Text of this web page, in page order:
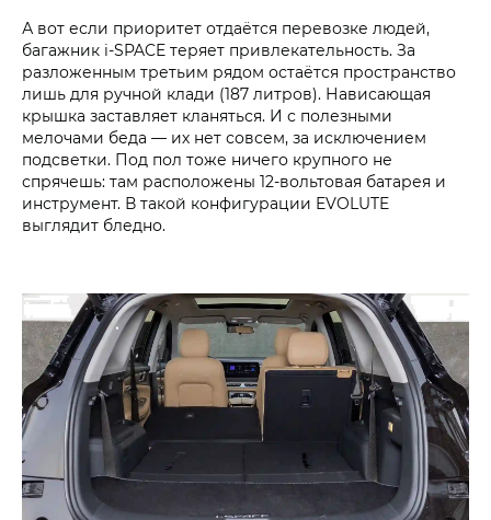
А вот если приоритет отдаётся перевозке людей,
багажник i‑SPACE теряет привлекательность. За
разложенным третьим рядом остаётся пространство
лишь для ручной клади (187 литров). Нависающая
крышка заставляет кланяться. И с полезными
мелочами беда — их нет совсем, за исключением
подсветки. Под пол тоже ничего крупного не
спрячешь: там расположены 12-вольтовая батарея и
инструмент. В такой конфигурации EVOLUTE
выглядит бледно.